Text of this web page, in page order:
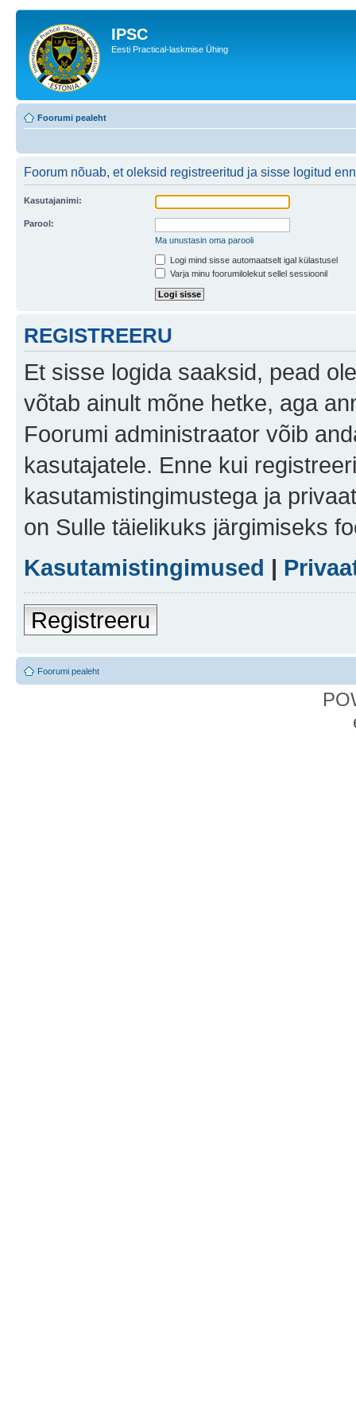
IPSC
Eesti Practical-laskmise Ühing
Foorumi pealeht
Foorum nõuab, et oleksid registreeritud ja sisse logitud
Kasutajanimi:
Parool:
Ma unustasin oma parooli
Logi mind sisse automaatselt igal külastusel
Varja minu foorumilolekut sellel sessioonil
REGISTREERU
Et sisse logida saaksid, pead
võtab ainult mõne hetke, aga
Foorumi administraator võib
kasutajatele. Enne kui
kasutamistingimustega ja
on Sulle täielikuks järgimiseks
Kasutamistingimused |
Registreeru
Foorumi pealeht